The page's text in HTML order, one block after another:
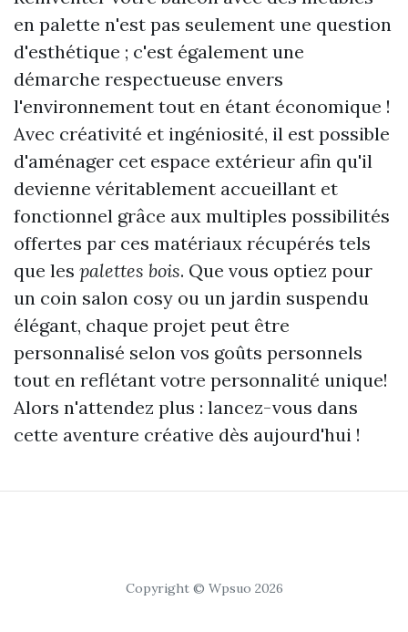
en palette n'est pas seulement une question
d'esthétique ; c'est également une
démarche respectueuse envers
l'environnement tout en étant économique !
Avec créativité et ingéniosité, il est possible
d'aménager cet espace extérieur afin qu'il
devienne véritablement accueillant et
fonctionnel grâce aux multiples possibilités
offertes par ces matériaux récupérés tels
que les palettes bois. Que vous optiez pour
un coin salon cosy ou un jardin suspendu
élégant, chaque projet peut être
personnalisé selon vos goûts personnels
tout en reflétant votre personnalité unique!
Alors n'attendez plus : lancez-vous dans
cette aventure créative dès aujourd'hui !
Copyright © Wpsuo 2026